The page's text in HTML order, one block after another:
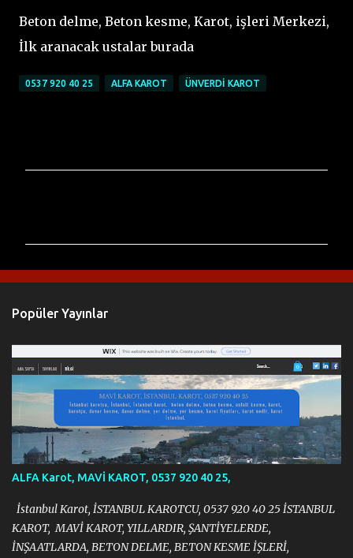
Beton delme, Beton kesme, Karot, işleri Merkezi,
İlk aranacak ustalar burada
0537 920 40 25 ALFA KAROT ÜNVERDI KAROT
m
r
Popüler Yayınlar
ALFA Karot, MAVİ KAROT, 0537 920 40 25,
İstanbul Karot, İSTANBUL KAROTCU, 0537 920 40 25 İSTANBUL
KAROT, MAVİ KAROT, YILLARDIR, ŞANTİYELERDE,
İNŞAATLARDA, BETON DELME, BETON KESME İŞLERİ,